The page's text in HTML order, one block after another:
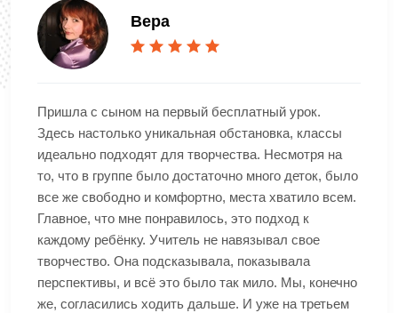
Вера
Пришла с сыном на первый бесплатный урок.
Здесь настолько уникальная обстановка, классы
идеально подходят для творчества. Несмотря на
то, что в группе было достаточно много деток, было
все же свободно и комфортно, места хватило всем.
Главное, что мне понравилось, это подход к
каждому ребёнку. Учитель не навязывал свое
творчество. Она подсказывала, показывала
перспективы, и всё это было так мило. Мы, конечно
же, согласились ходить дальше. И уже на третьем